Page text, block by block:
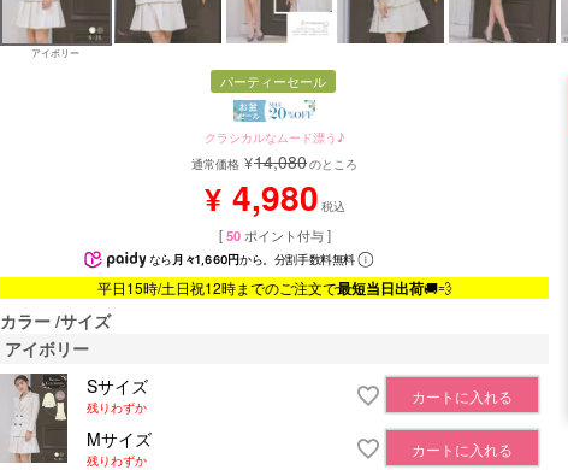
アイボリー
パーティーセール
クラシカルなムード漂う♪
通常価格 ¥14,080のところ
¥ 4,980 税込
[ 50 ポイント付与 ]
なら 月々1,660円から。分割手数料無料
平日15時/土日祝12時までのご注文で最短当日出荷🚚💨
カラー サイズ
アイボリー
Sサイズ
残りわずか
カートに入れる
Mサイズ
残りわずか
カートに入れる